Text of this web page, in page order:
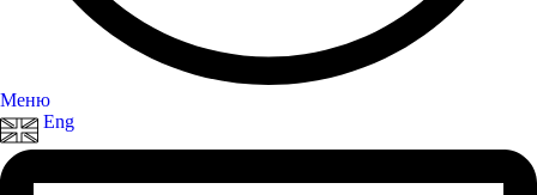
Меню
Eng